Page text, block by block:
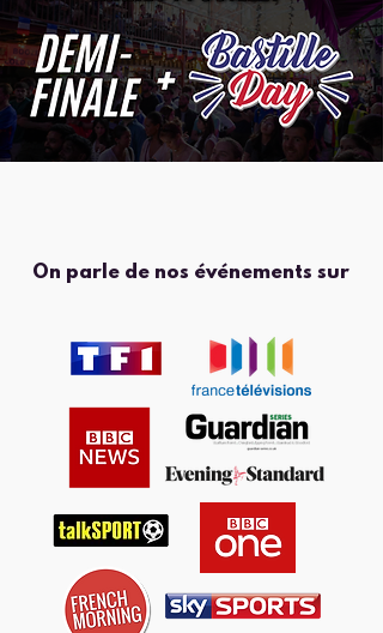
On parle de nos événements sur